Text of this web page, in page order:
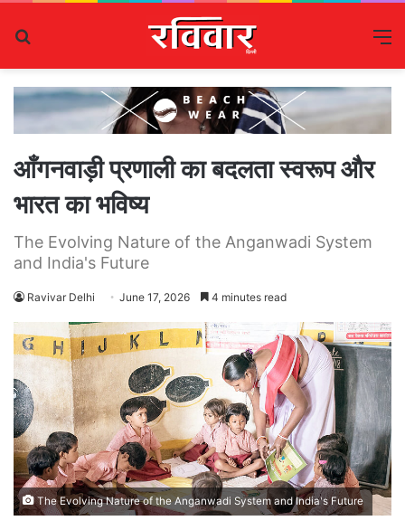
आँगनवाड़ी प्रणाली का बदलता स्वरूप और
भारत का भविष्य
The Evolving Nature of the Anganwadi System
and India's Future
Ravivar Delhi June 17, 2026 4 minutes read
The Evolving Nature of the Anganwadi System and India's Future